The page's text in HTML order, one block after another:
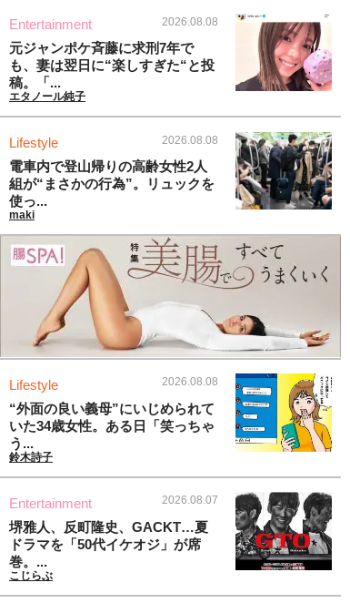
Entertainment 2026.08.08
元ジャンポケ斉藤に求刑7年で
も、妻は翌日に“楽しすぎた“と投
稿。「...
エタノール純子
Lifestyle 2026.08.08
電車内で登山帰りの高齢女性2人
組が“まさかの行為”。リュックを
使っ...
maki
Lifestyle 2026.08.08
“外面の良い義母”にいじめられて
いた34歳女性。ある日「笑っちゃ
う...
鈴木詩子
Entertainment 2026.08.07
堺雅人、反町隆史、GACKT…夏
ドラマを「50代イケオジ」が席
巻。...
こじらぶ